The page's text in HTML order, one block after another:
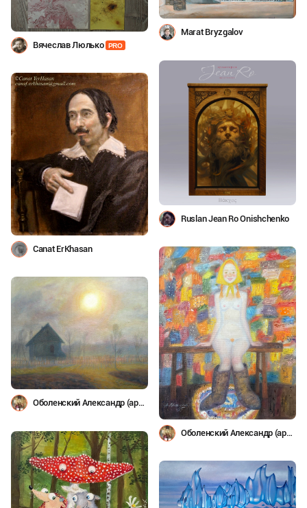
Вячеслав Люлько PRO
Marat Bryzgalov
Ruslan Jean Ro Onishchenko
Canat ErKhasan
Оболенский Александр (арт
Оболенский Александр (арт